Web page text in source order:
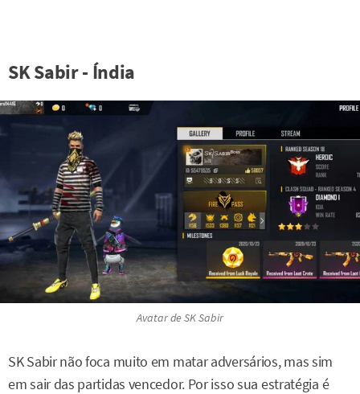
SK Sabir - Índia
Avatar de SK Sabir
SK Sabir não foca muito em matar adversários, mas sim
em sair das partidas vencedor. Por isso sua estratégia é